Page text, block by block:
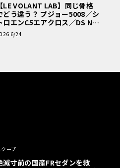
エンジン、そしてシャシーと
さらにパイビングを追加する
した。
うとF1キットに近い感覚とも
がると、それだけの甲斐ある
ますよ！」
【LE VOLANT LAB】同じ骨格
どう違う？ プジョー5008／シ
ロエンC5エアクロス／DS Nº4
者一気乗りレポート
6/24
クープ
滅寸前の国産FRセダンを救